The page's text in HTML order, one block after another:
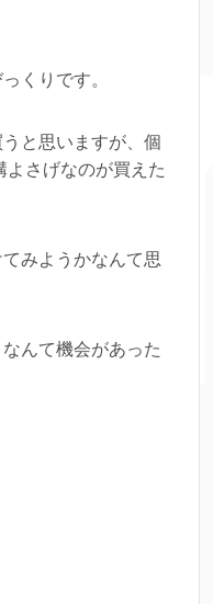
くりです。
と思いますが、個
よさげなのが買えた
みようかなんて思
んて機会があった